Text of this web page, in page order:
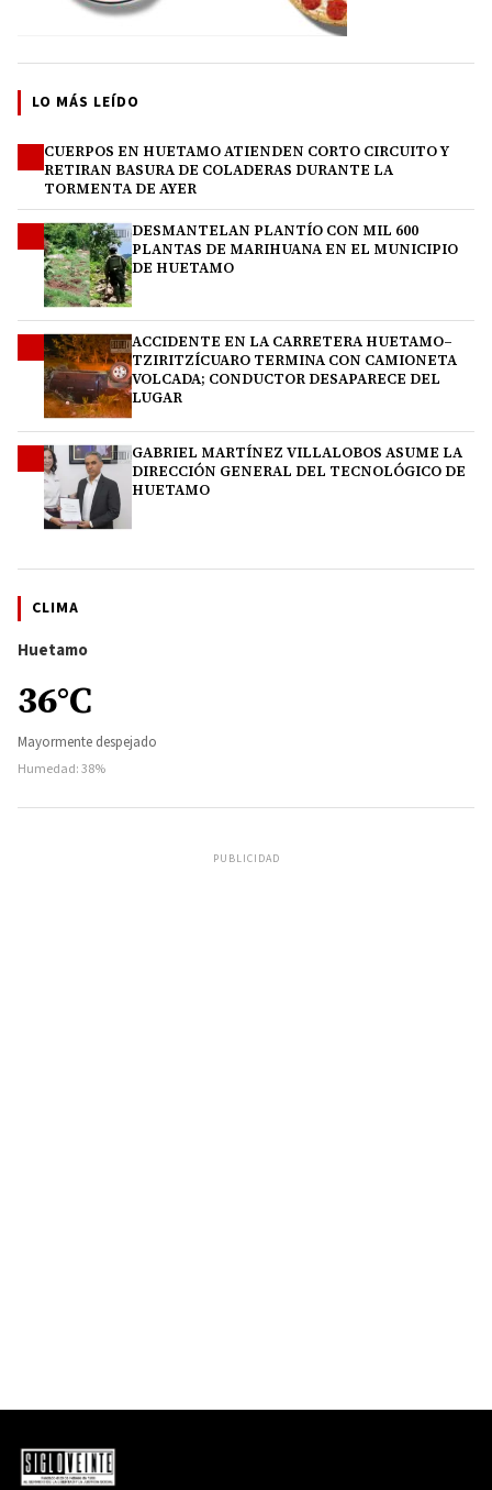
LO MÁS LEÍDO
CUERPOS EN HUETAMO ATIENDEN CORTO CIRCUITO Y
RETIRAN BASURA DE COLADERAS DURANTE LA
TORMENTA DE AYER
DESMANTELAN PLANTÍO CON MIL 600
PLANTAS DE MARIHUANA EN EL MUNICIPIO
DE HUETAMO
ACCIDENTE EN LA CARRETERA HUETAMO–
TZIRITZÍCUARO TERMINA CON CAMIONETA
VOLCADA; CONDUCTOR DESAPARECE DEL
LUGAR
GABRIEL MARTÍNEZ VILLALOBOS ASUME LA
DIRECCIÓN GENERAL DEL TECNOLÓGICO DE
HUETAMO
CLIMA
Huetamo
36°C
Mayormente despejado
Humedad: 38%
PUBLICIDAD